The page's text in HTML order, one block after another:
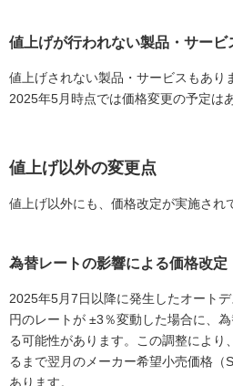
値上げが行われない製品・サービ
値上げされない製品・サービスもあり
2025年5月時点では価格変更の予定は
値上げ以外の変更点
値上げ以外にも、価格改定が実施され
為替レートの影響による価格改定
2025年5月7日以降に発生したオート
円のレートが ±3％変動した場合に、
る可能性があります。この調整により
るまで翌月のメーカー希望小売価格（
あります。